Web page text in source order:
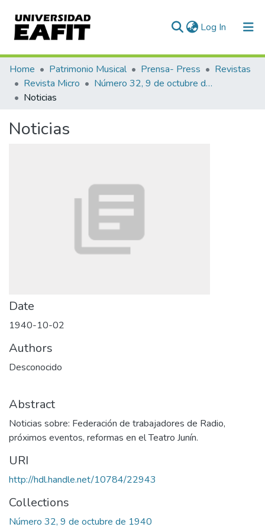
Log In (current)
Communities & Collections
All of DSpace
Home Patrimonio Musical Prensa- Press
Revistas
Revista Micro
Número 32, 9 de octubre de 1940
Noticias
Noticias
Date
1940-10-02
Authors
Desconocido
Abstract
Noticias sobre: Federación de trabajadores de Radio,
próximos eventos, reformas en el Teatro Junín.
URI
http://hdl.handle.net/10784/22943
Collections
Número 32, 9 de octubre de 1940